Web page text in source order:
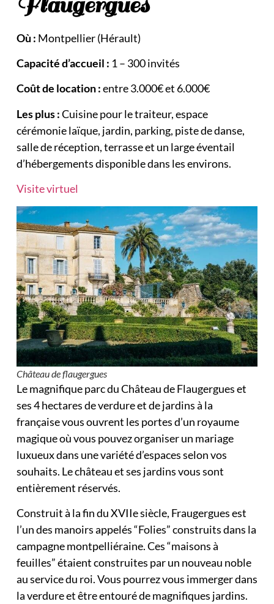
Où : Montpellier (Hérault)
Capacité d’accueil : 1 – 300 invités
Coût de location :entre 3.000€ et 6.000€
Les plus :Cuisine pour le traiteur, espace
cérémonie laïque, jardin, parking, piste de danse,
salle de réception, terrasse et un large éventail
d’hébergements disponible dans les environs.
Visite virtuel
Château de flaugergues
Le magnifique parc du Château de Flaugergues et
ses 4 hectares de verdure et de jardins à la
française vous ouvrent les portes d’un royaume
magique où vous pouvez organiser un mariage
luxueux dans une variété d’espaces selon vos
souhaits. Le château et ses jardins vous sont
entièrement réservés.
Construit à la fin du XVIIe siècle, Fraugergues est
l’un des manoirs appelés “Folies” construits dans la
campagne montpelliéraine. Ces “maisons à
feuilles” étaient construites par un nouveau noble
au service du roi. Vous pourrez vous immerger dans
la verdure et être entouré de magnifiques jardins.